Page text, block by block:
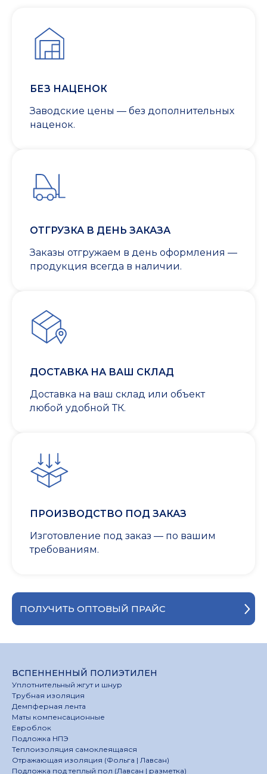
БЕЗ НАЦЕНОК
Заводские цены — без дополнительных
наценок.
ОТГРУЗКА В ДЕНЬ ЗАКАЗА
Заказы отгружаем в день оформления —
продукция всегда в наличии.
ДОСТАВКА НА ВАШ СКЛАД
Доставка на ваш склад или объект
любой удобной ТК.
ПРОИЗВОДСТВО ПОД ЗАКАЗ
Изготовление под заказ — по вашим
требованиям.
ПОЛУЧИТЬ ОПТОВЫЙ ПРАЙС
ВСПЕННЕННЫЙ ПОЛИЭТИЛЕН
Уплотнительный жгут и шнур
Трубная изоляция
Демпферная лента
Маты компенсационные
Евроблок
Подложка НПЭ
Теплоизоляция самоклеящаяся
Отражающая изоляция (Фольга | Лавсан)
Подложка под теплый пол (Лавсан | разметка)